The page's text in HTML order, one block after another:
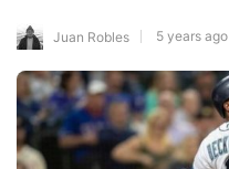
Juan Robles 5 years ago